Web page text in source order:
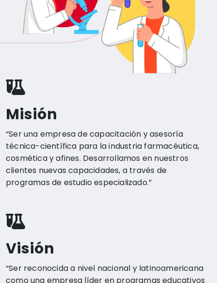
Misión
“Ser una empresa de capacitación y asesoría
técnica-científica para la industria farmacéutica,
cosmética y afines. Desarrollamos en nuestros
clientes nuevas capacidades, a través de
programas de estudio especializado.”
Visión
“Ser reconocida a nivel nacional y latinoamericana
como una empresa líder en programas educativos